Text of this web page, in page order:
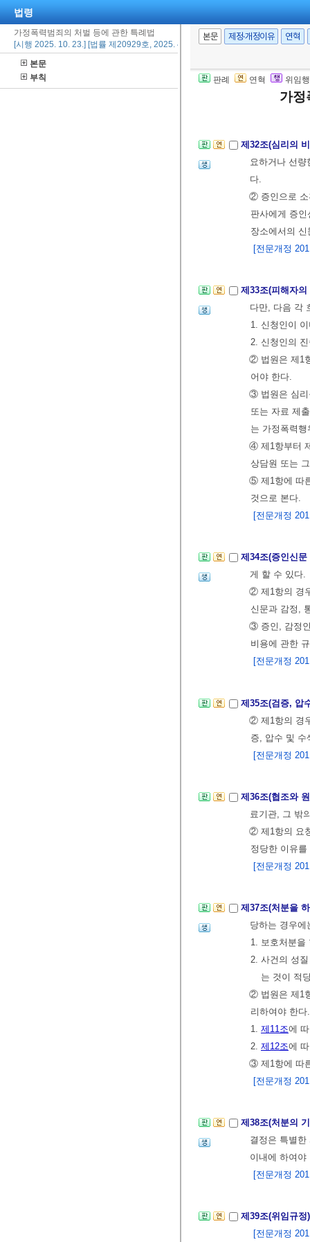
법령
가정폭력범죄의 처벌 등에 관한 특례법
[시행 2025. 10. 23.] [법률 제20929호, 2025. 4. 22., 타법개정]
본문
부칙
본문 제정·개정이유 연혁
판례 연혁 위임
가정
[전문개정
제31조(심리기
할 수 있다. 이
[전문개정
제32조(심리의
요하거나 선
다.
② 증인으로 소
판사에게 증
장소에서의
[전문개정
제33조(피해자
다만, 다음 각
1. 신청인이
2. 신청인의
② 법원은 제1
어야 한다.
③ 법원은 심리
또는 자료 제
는 가정폭력
④ 제1항부터
상담원 또는
⑤ 제1항에 따
것으로 본다.
[전문개정
제34조(증인신
게 할 수 있다.
② 제1항의 경
신문과 감정,
③ 증인, 감정
비용에 관한
[전문개정
제35조(검증, 압
② 제1항의 경
증, 압수 및 수
[전문개정
제36조(협조와
료기관, 그 밖
② 제1항의 요
정당한 이유
[전문개정
제37조(처분을
당하는 경우
1. 보호처분을
2. 사건의 성
는 것이 적
② 법원은 제1
리하여야 한다.
1. 제11조에
2. 제12조에
③ 제1항에 따
[전문개정
제38조(처분의
결정은 특별
이내에 하여야
[전문개정
제39조(위임규
[전문개정